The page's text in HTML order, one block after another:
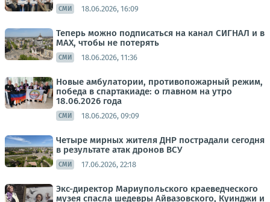
СМИ 18.06.2026, 16:09
Теперь можно подписаться на канал СИГНАЛ и в
МАХ, чтобы не потерять
СМИ 18.06.2026, 11:36
Новые амбулатории, противопожарный режим,
победа в спартакиаде: о главном на утро
18.06.2026 года
СМИ 18.06.2026, 09:09
Четыре мирных жителя ДНР пострадали сегодня
в результате атак дронов ВСУ
СМИ 17.06.2026, 22:18
Экс-директор Мариупольского краеведческого
музея спасла шедевры Айвазовского, Куинджи и